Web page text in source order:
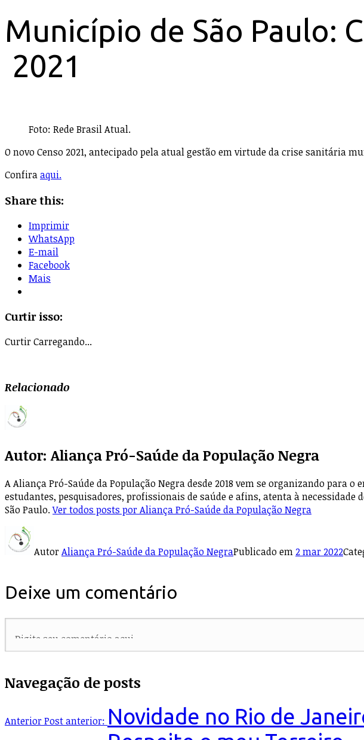
Município de São Paulo:
2021
Foto: Rede Brasil Atual.
O novo Censo 2021, antecipado pela atual gestão em virtude da crise sanitária
Confiraaqui.
Share this:
Imprimir
WhatsApp
E-mail
Facebook
Mais
Curtir isso:
CurtirCarregando...
Relacionado
Autor: Aliança Pró-Saúde da População Negra
A Aliança Pró-Saúde da População Negra desde 2018 vem se organizando
estudantes, pesquisadores, profissionais de saúde e afins, atenta à
São Paulo.Ver todos posts por Aliança Pró-Saúde da População Negra
AutorAliança Pró-Saúde da População NegraPublicado em 2 mar 2022
Deixe um comentário
Navegação de posts
AnteriorPost anterior: Novidade no Rio de